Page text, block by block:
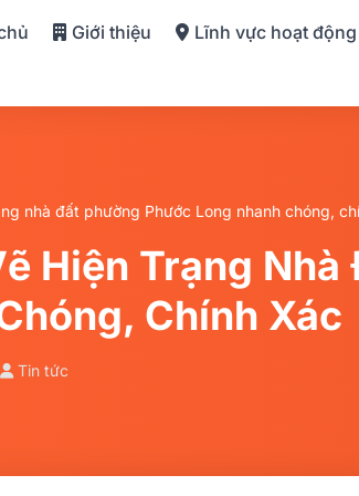
Giới thiệu Lĩnh vực hoạt động
nhà đất phường Phước Long nhanh chóng,
Hiện Trạng
Chính Xác
Tin tức